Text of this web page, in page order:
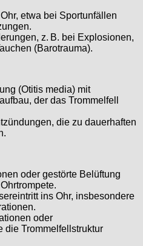
etwa bei Sportunfällen
z. B. bei Explosionen,
(Barotrauma).
(Otitis media) mit
der das Trommelfell
die zu dauerhaften
oder gestörte Belüftung
ins Ohr, insbesondere
oder
die Trommelfellstruktur